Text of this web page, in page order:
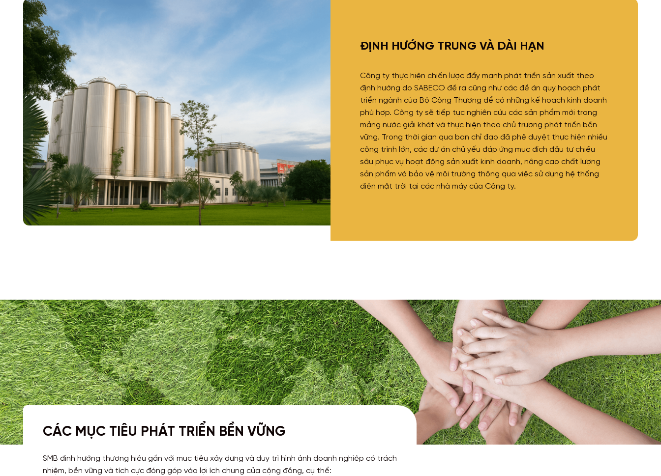
ĐỊNH HƯỚNG TRUNG VÀ DÀI HẠN
Công ty thực hiện chiến lược đẩy mạnh phát triển sản xuất theo
định hướng do SABECO đề ra cũng như các đề án quy hoạch phát
triển ngành của Bộ Công Thương để có những kế hoạch kinh doanh
phù hợp. Công ty sẽ tiếp tục nghiên cứu các sản phẩm mới trong
mảng nước giải khát và thực hiện theo chủ trương phát triển bền
vững. Trong thời gian qua ban chỉ đạo đã phê duyệt thực hiện nhiều
công trình lớn, các dự án chủ yếu đáp ứng mục đích đầu tư chiều
sâu phục vụ hoạt động sản xuất kinh doanh, nâng cao chất lượng
sản phẩm và bảo vệ môi trường thông qua việc sử dụng hệ thống
điện mặt trời tại các nhà máy của Công ty.
CÁC MỤC TIÊU PHÁT TRIỂN BỀN VỮNG
SMB định hướng thương hiệu gắn với mục tiêu xây dựng và duy trì hình ảnh doanh nghiệp có trách
nhiệm, bền vững và tích cực đóng góp vào lợi ích chung của cộng đồng, cụ thể: